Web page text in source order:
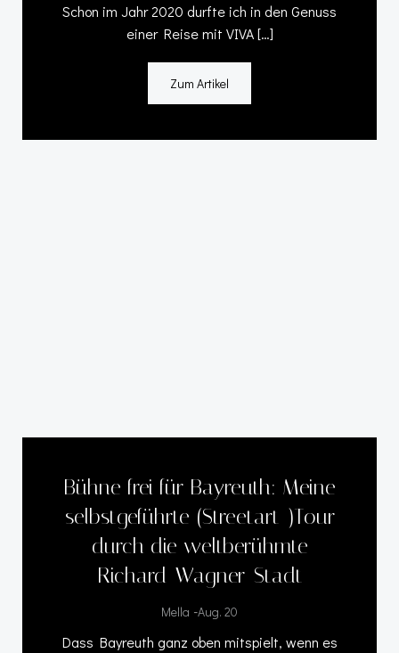
Schon im Jahr 2020 durfte ich in den Genuss
einer Reise mit VIVA […]
Zum Artikel
Bühne frei für Bayreuth: Meine
selbstgeführte (Streetart-)Tour
durch die weltberühmte
Richard-Wagner-Stadt
Mella -Aug. 20
Dass Bayreuth ganz oben mitspielt, wenn es